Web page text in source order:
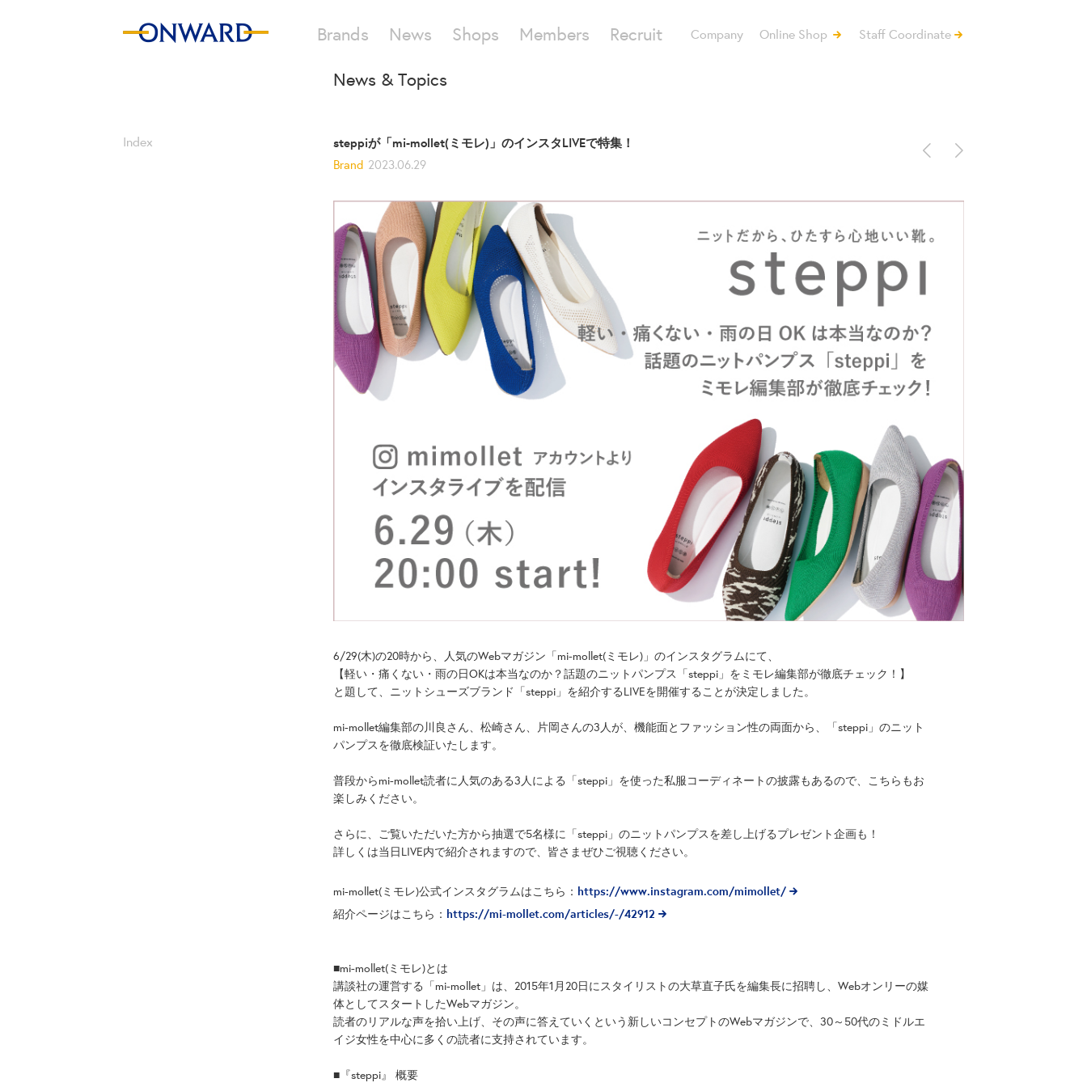
Company Online Shop Staff Coordinate
Brands News Shops Members Recruit
News & Topics
steppiが「mi-mollet(ミモレ)」のインスタLIVEで特集！
Brand 2023.06.29
6/29(木)の20時から、人気のWebマガジン「mi-mollet(ミモレ)」のインスタグラムにて、
【軽い・痛くない・雨の日OKは本当なのか？話題のニットパンプス「steppi」をミモレ編集部が徹底チェック！】
と題して、ニットシューズブランド「steppi」を紹介するLIVEを開催することが決定しました。
mi-mollet編集部の川良さん、松崎さん、片岡さんの3人が、機能面とファッション性の両面から、「steppi」のニット
パンプスを徹底検証いたします。
普段からmi-mollet読者に人気のある3人による「steppi」を使った私服コーディネートの披露もあるので、こちらもお
楽しみください。
さらに、ご覧いただいた方から抽選で5名様に「steppi」のニットパンプスを差し上げるプレゼント企画も！
詳しくは当日LIVE内で紹介されますので、皆さまぜひご視聴ください。
mi-mollet(ミモレ)公式インスタグラムはこちら： https://www.instagram.com/mimollet/
紹介ページはこちら： https://mi-mollet.com/articles/-/42912
■mi-mollet(ミモレ)とは
講談社の運営する「mi-mollet」は、2015年1月20日にスタイリストの大草直子氏を編集長に招聘し、Webオンリーの媒
体としてスタートしたWebマガジン。
読者のリアルな声を拾い上げ、その声に答えていくという新しいコンセプトのWebマガジンで、30～50代のミドルエ
イジ女性を中心に多くの読者に支持されています。
■『steppi』 概要
< >
Index